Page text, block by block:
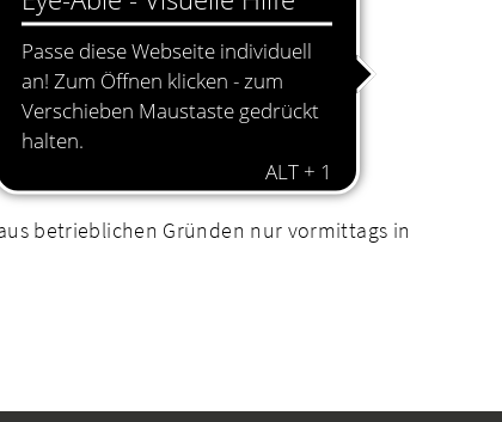
betrieblichen Gründen nur vormittags in